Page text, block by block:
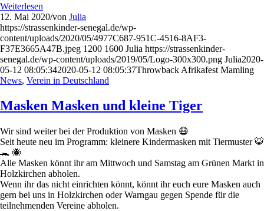
Weiterlesen
12. Mai 2020/von Julia
https://strassenkinder-senegal.de/wp-
content/uploads/2020/05/4977C687-951C-4516-8AF3-
F37E3665A47B.jpeg 1200 1600 Julia https://strassenkinder-
senegal.de/wp-content/uploads/2019/05/Logo-300x300.png Julia2020-
05-12 08:05:342020-05-12 08:05:37Throwback Afrikafest Mamling
News, Verein in Deutschland
Masken Masken und kleine Tiger
Wir sind weiter bei der Produktion von Masken 😷
Seit heute neu im Programm: kleinere Kindermasken mit Tiermuster 🐯
🐊 🐝
Alle Masken könnt ihr am Mittwoch und Samstag am Grünen Markt in
Holzkirchen abholen.
Wenn ihr das nicht einrichten könnt, könnt ihr euch eure Masken auch
gern bei uns in Holzkirchen oder Warngau gegen Spende für die
teilnehmenden Vereine abholen.